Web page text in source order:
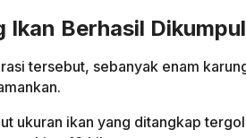
Ikan Berhasil
tersebut, sebanyak enam
ukuran ikan yang ditangkap